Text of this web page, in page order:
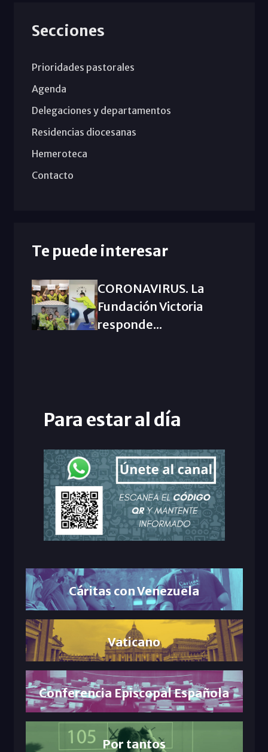
Secciones
Prioridades pastorales
Agenda
Delegaciones y departamentos
Residencias diocesanas
Hemeroteca
Contacto
Te puede interesar
CORONAVIRUS. La
Fundación Victoria
responde...
Para estar al día
Cáritas con Venezuela
Vaticano
Conferencia Episcopal Española
Por tantos